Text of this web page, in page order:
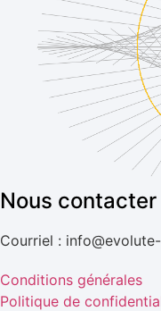
Nous contacter
Courriel :
Conditions générales
Politique de